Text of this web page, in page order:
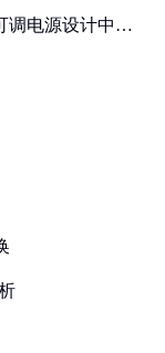
调电源设计中的